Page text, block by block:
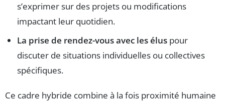
s’exprimer sur des projets ou modifications
impactant leur quotidien.
La prise de rendez-vous avec les élus pour
discuter de situations individuelles ou collectives
spécifiques.
Ce cadre hybride combine à la fois proximité humaine